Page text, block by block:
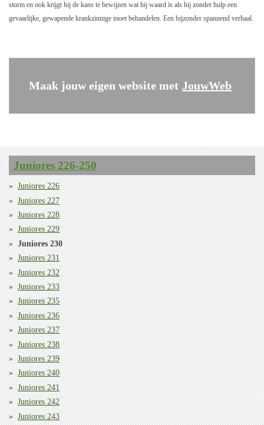
storm en ook krijgt hij de kans te bewijzen wat hij waard is als hij zonder hulp een
gevaarlijke, gewapende krankzinnige moet behandelen. Een bijzonder spannend verhaal.
Maak jouw eigen website met JouwWeb
Juniores 226-250
Juniores 226
Juniores 227
Juniores 228
Juniores 229
Juniores 230
Juniores 231
Juniores 232
Juniores 233
Juniores 235
Juniores 236
Juniores 237
Juniores 238
Juniores 239
Juniores 240
Juniores 241
Juniores 242
Juniores 243